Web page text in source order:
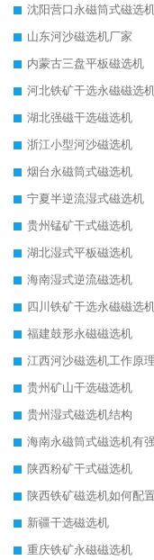
沈阳营口永磁筒式磁选
山东河沙磁选机厂家
内蒙古三盘平板磁选机
河北铁矿干选永磁磁选
湖北强磁干选磁选机
浙江小型河沙磁选机
烟台永磁筒式磁选机
宁夏半逆流湿式磁选机
贵州锰矿干式磁选机
湖北湿式平板磁选机
海南湿式逆流磁选机
四川铁矿干选永磁磁选
福建鼓形永磁磁选机
江西河沙磁选机工作原理
贵州矿山干选磁选机
贵州湿式磁选机结构
陕西粉矿干式磁选机
陕西铁矿磁选机如何配置
新疆干选磁选机
重庆铁矿永磁磁选机